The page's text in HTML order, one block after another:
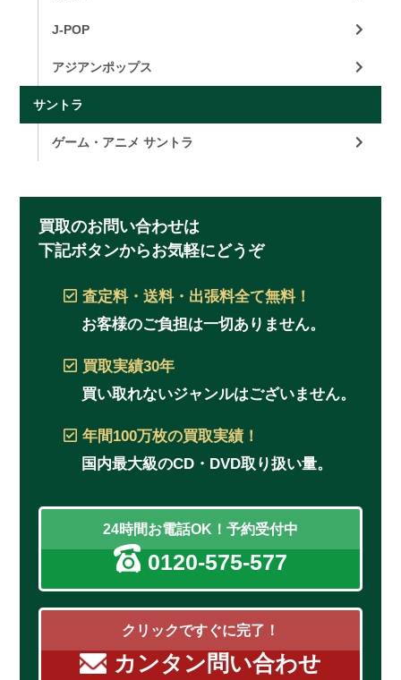
J-POP
アジアンポップス
サントラ
ゲーム・アニメ サントラ
買取のお問い合わせは
下記ボタンからお気軽にどうぞ
査定料・送料・出張料全て無料！
お客様のご負担は一切ありません。
買取実績30年
買い取れないジャンルはございません。
年間100万枚の買取実績！
国内最大級のCD・DVD取り扱い量。
24時間お電話OK！予約受付中
0120-575-577
クリックですぐに完了！
カンタン問い合わせ